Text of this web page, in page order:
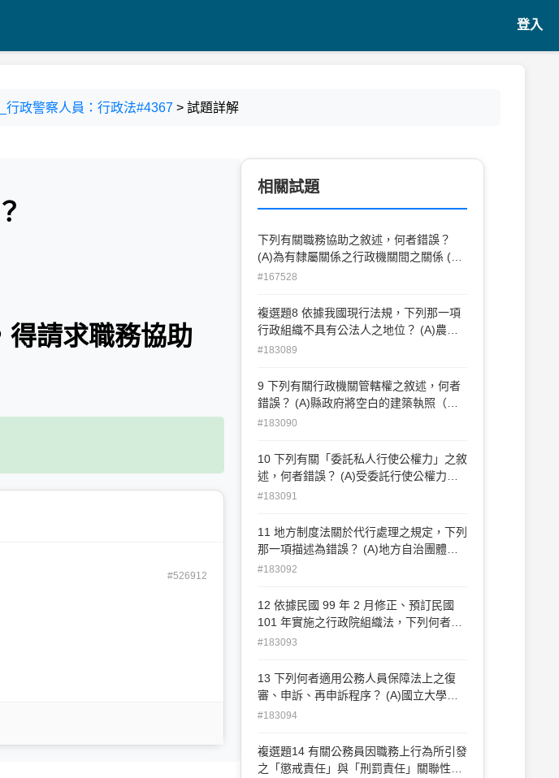
登入
行政警察人員：行政法#4367 > 試題詳解
得請求職務協助
#526912
相關試題
下列有關職務協助之敘述，何者錯誤？
(A)為有隸屬關係之行政機關間之關係 (B)
未變更或移轉事件之管轄權 (C)由被請求
助 (D)其費用應由請求之機關負擔
#167528
複選題8 依據我國現行法規，下列那一項
行政組織不具有公法人之地位？ (A)農田
水利會 (B)國立中正文化中心 (C)國立故宮
#183089
9 下列有關行政機關管轄權之敘述，何者
錯誤？ (A)縣政府將空白的建築執照（其
上署名為縣政府）交給各鄉（鎮、市）公
為「權限代理」 (B)行政機關依據法規將
權限之一部分，委任所屬下級機關執行，
間，一方將權限委由他方行使，為「權限
委託」
#183090
10 下列有關「委託私人行使公權力」之敘
述，何者錯誤？ (A)受委託行使公權力之
私人，在權限範圍內視為行政機關 (B)人
分提起訴願時，應以委託機關為訴願管轄
機關 (C)人民不服公權力受託人執行職務
#183091
11 地方制度法關於代行處理之規定，下列
那一項描述為錯誤？ (A)地方自治團體有
依法應作為而不作為之情形 (B)事件之性
逕予代行處理 (D)地方自治團體對上級之
代行處理認為窒礙難行時，得提出申訴
#183092
12 依據民國 99 年 2 月修正、預訂民國
101 年實施之行政院組織法，下列何者不
屬於「獨立機關」？ (A)金融監督管理委
會 (D)國家通訊傳播委員會
#183093
13 下列何者適用公務人員保障法上之復
審、申訴、再申訴程序？ (A)國立大學專
任教師 (B)公立學校編制內之職員 (C)政務
#183094
複選題14 有關公務員因職務上行為所引發
之「懲戒責任」與「刑罰責任」關聯性之